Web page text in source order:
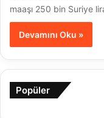
maaşı 250 bin Suriye
Devamını Oku »
Popüler